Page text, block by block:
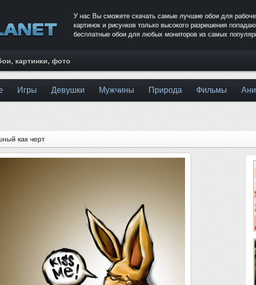
У нас Вы сможете скачать самые лучшие обои для
картинок и рисунков только высокого разрешения
бесплатные обои для любых мониторов из самых
картинки, фото
Игры Девушки Мужчины Природа Фильмы
как черт